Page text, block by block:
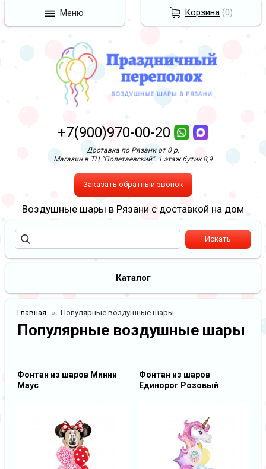
+7(900)970-00-20
Доставка по Рязани от 0 р.
Магазин в ТЦ "Полетаевский". 1 этаж бутик 8,9
Заказать обратный звонок
Воздушные шары в Рязани с доставкой на дом
Каталог
Главная Популярные воздушные шары
Популярные воздушные шары
Фонтан из шаров Минни
Маус
Фонтан из шаров
Единорог Розовый
Корзина (0)
Меню